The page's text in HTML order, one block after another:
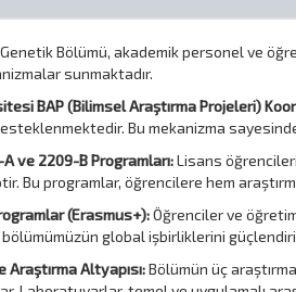
Bölümü, akademik personel ve
sunmaktadır.
BAP (Bilimsel Araştırma Projeleri)
Bu mekanizma
ve 2209-B Programları:Lisans
Bu programlar, öğrencilere hem
(Erasmus+):Öğrenciler ve
global işbirliklerini
Altyapısı:Bölümün üç